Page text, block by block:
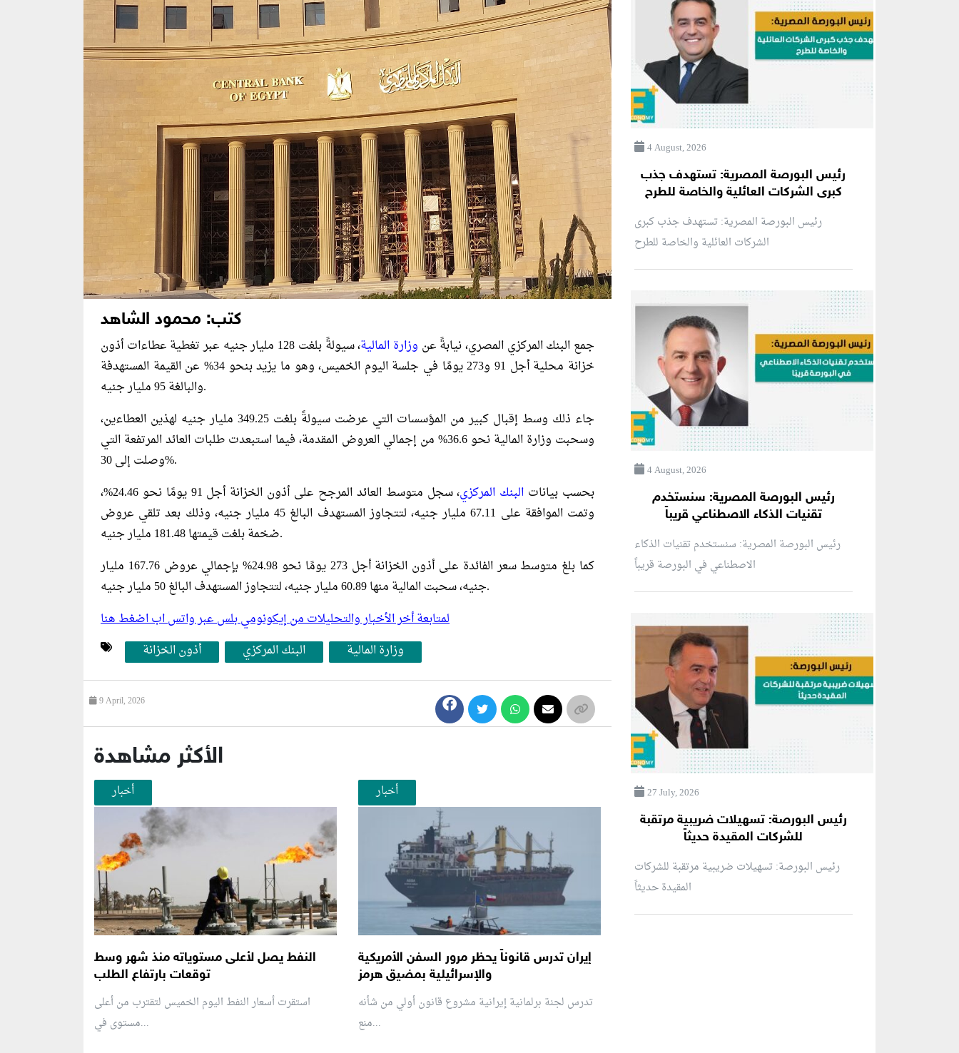
كتب: محمود الشاهد
جمع البنك المركزي المصري، نيابةً عن وزارة المالية
، سيولةً بلغت 128 مليار جنيه عبر تغطية عطاءات أذون
خزانة محلية أجل 91 و273 يومًا في جلسة اليوم الخميس، وهو ما يزيد بنحو 34% عن القيمة المستهدفة
والبالغة 95 مليار جنيه.
جاء ذلك وسط إقبال كبير من المؤسسات التي عرضت سيولةً بلغت 349.25 مليار جنيه لهذين العطاءين،
وسحبت وزارة المالية نحو 36.6% من إجمالي العروض المقدمة، فيما استبعدت طلبات العائد المرتفعة التي
وصلت إلى 30%.
بحسب بيانات البنك المركزي
، سجل متوسط العائد المرجح على أذون الخزانة أجل 91 يومًا نحو 24.46%،
وتمت الموافقة على 67.11 مليار جنيه، لتتجاوز المستهدف البالغ 45 مليار جنيه، وذلك بعد تلقي عروض
ضخمة بلغت قيمتها 181.48 مليار جنيه.
كما بلغ متوسط سعر الفائدة على أذون الخزانة أجل 273 يومًا نحو 24.98% بإجمالي عروض 167.76 مليار
جنيه، سحبت المالية منها 60.89 مليار جنيه، لتتجاوز المستهدف البالغ 50 مليار جنيه.
لمتابعة أخر الأخبار والتحليلات من إيكونومي بلس عبر واتس اب اضغط هنا
أذون الخزانة
البنك المركزي وزارة المالية
9 April, 2026
الأكثر مشاهدة
أخبار
النفط يصل لأعلى مستوياته منذ شهر وسط
توقعات بارتفاع الطلب
استقرت أسعار النفط اليوم الخميس لتقترب من أعلى
مستوى في...
أخبار
إيران تدرس قانوناً يحظر مرور السفن الأمريكية
والإسرائيلية بمضيق هرمز
تدرس لجنة برلمانية إيرانية مشروع قانون ⁠أولي من شأنه
منع...
4 August, 2026
رئيس البورصة المصرية: تستهدف جذب
كبرى الشركات العائلية والخاصة للطرح
رئيس البورصة المصرية: تستهدف جذب كبرى
الشركات العائلية والخاصة للطرح
4 August, 2026
رئيس البورصة المصرية: سنستخدم
تقنيات الذكاء الاصطناعي قريباً
رئيس البورصة المصرية: سنستخدم تقنيات الذكاء
الاصطناعي في البورصة قريباً
27 July, 2026
رئيس البورصة: تسهيلات ضريبية مرتقبة
للشركات المقيدة حديثاً
رئيس البورصة: تسهيلات ضريبية مرتقبة للشركات